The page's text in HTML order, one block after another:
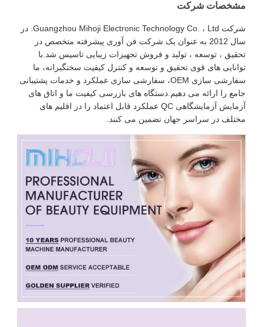
مشخصات شرکت
شرکت Guangzhou Mihoji Electronic Technology Co. ، Ltd. در
سال 2012 به عنوان یک شرکت فن آوری پیشرفته متخصص در
تحقیق ، توسعه ، تولید و فروش تجهیزات زیبایی تاسیس شد.با
توانایی های قوی تحقیق و توسعه و کنترل کیفیت سختگیرانه، ما
سفارشی سازی OEM، سفارشی سازی عملکرد و خدمات پشتیبانی
جامع را ارائه می دهیم.دستگاه های بازرسی کیفیت ما و اتاق های
آزمایش آزمایشگاهی QC عملکرد قابل اعتماد را در اقلیم های
مختلف در سراسر جهان تضمین می کنند.